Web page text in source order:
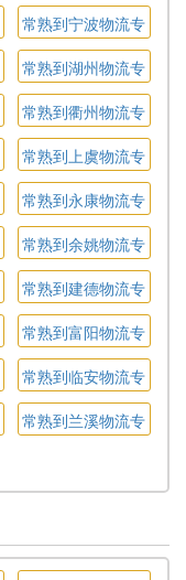
常熟到宁波物流专
线
常熟到湖州物流专
线
常熟到衢州物流专
线
常熟到上虞物流专
线
常熟到永康物流专
线
常熟到余姚物流专
线
常熟到建德物流专
线
常熟到富阳物流专
线
常熟到临安物流专
线
常熟到兰溪物流专